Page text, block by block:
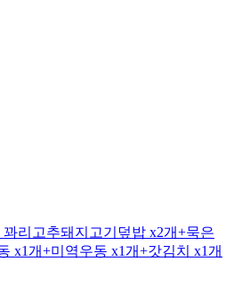
리고추돼지고기덮밥 x2개+묵은
x1개+미역우동 x1개+갓김치 x1개